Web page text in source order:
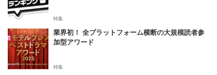
特集
業界初！ 全プラットフォーム横断の大規模読者参
加型アワード
特集